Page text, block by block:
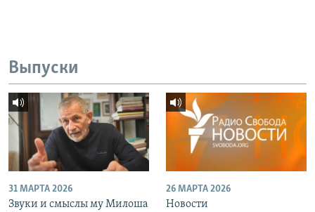
Выпуски
31 МАРТА 2026
Звуки и смыслы му Милоша
26 МАРТА 2026
Новости